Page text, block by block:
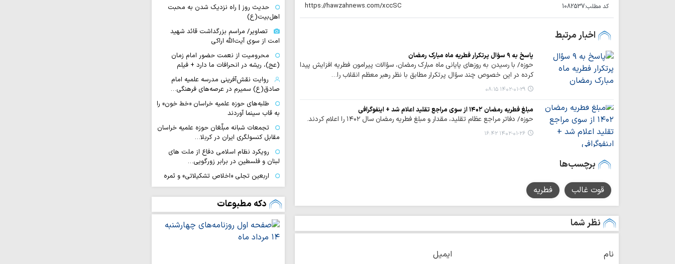
کد مطلب:1082537
اخبار مرتبط
پاسخ به ۹ سؤال پرتکرار فطریه ماه مبارک رمضان
حوزه/ با رسیدن به روزهای پایانی ماه مبارک رمضان، سؤالات پیرامون فطریه افزایش پیدا
کرده در این خصوص چند سؤال پرتکرار مطابق با نظر رهبر معظم انقلاب را…
۱۴۰۲-۰۱-۲۹ ۰۸:۱۵
مبلغ فطریه رمضان ۱۴۰۲ از سوی مراجع تقلید اعلام شد + اینفوگرافی
حوزه/ دفاتر مراجع عظام تقلید، مقدار و مبلغ فطریه رمضان سال ۱۴۰۲ را اعلام کردند.
۱۴۰۲-۰۱-۲۶ ۱۶:۴۲
برچسب‌ها
قوت غالب فطریه
نظر شما
نام ایمیل
حدیث روز | راه نزدیک شدن به محبت
اهل‌بیت(ع)
تصاویر/ مراسم بزرگداشت قائد شهید
امت از سوی آیت‌الله اراکی
محرومیت از نعمت حضور امام زمان
(عج)، ریشه در انحرافات ما دارد + فیلم
روایت نقش‌آفرینی مدرسه علمیه امام
صادق(ع) سمیرم در عرصه‌های فرهنگی…
طلبه‌های حوزه علمیه خراسان «خط خون» را
به قاب سینما آوردند
تجمعات شبانه مبلّغان حوزه علمیه خراسان
مقابل کنسولگری ایران در کربلا…
رویکرد نظام اسلامی دفاع از ملت های
لبنان و فلسطین در برابر زورگویی…
اربعین تجلی «اخلاص تشکیلاتی» و ثمره
دگرخواهی امام حسین(ع) است
اعزام کاروان ۲۰۰ نفره نوجوانان کهگیلویه و
بویراحمدی به طریق الحسین…
تجربه متفاوت «رویش من» در مسیر نجف
تا کربلا
دکه مطبوعات